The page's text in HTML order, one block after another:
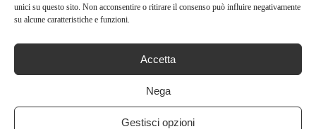
unici su questo sito. Non acconsentire o ritirare il consenso può influire negativamente
su alcune caratteristiche e funzioni.
Accetta
Nega
Gestisci opzioni
SHARE THIS POST
RELATED POSTS